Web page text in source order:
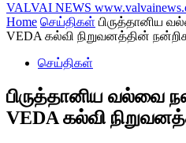
VALVAI NEWS
Home செய்திகள் பிருத்தானிய
VEDA கல்வி நிறுவனத்தின்
செய்திகள்
பிருத்தானிய வல்வை
VEDA கல்வி